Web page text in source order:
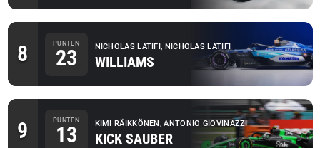
8 PUNTEN
23 NICHOLAS LATIFI, NICHOLAS LATIFI
WILLIAMS
9 PUNTEN
13 KIMI RÄIKKÖNEN, ANTONIO GIOVINAZZI
KICK SAUBER